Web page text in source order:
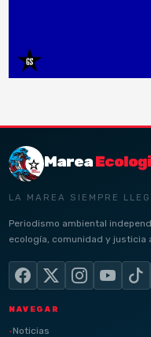
Marea
LA MAREA SIEMPRE
Periodismo ambiental
ecología, comunidad y justicia
NAVEGAR
Noticias